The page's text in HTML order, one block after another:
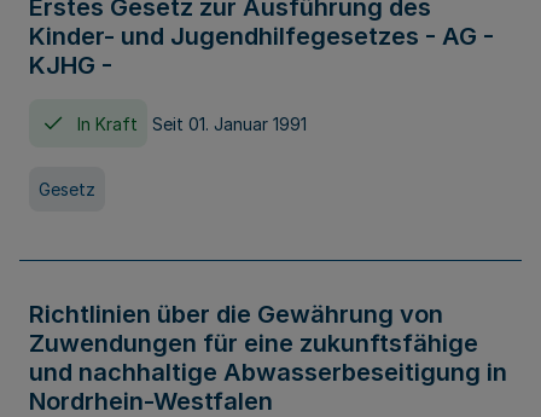
Erstes Gesetz zur Ausführung des
Kinder- und Jugendhilfegesetzes - AG -
KJHG -
In Kraft Seit 01. Januar 1991
Gesetz
Richtlinien über die Gewährung von
Zuwendungen für eine zukunftsfähige
und nachhaltige Abwasserbeseitigung in
Nordrhein-Westfalen